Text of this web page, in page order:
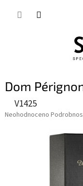
Dom
V1425
Průměrné
Neohodnoceno